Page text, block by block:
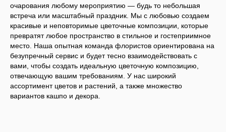
очарования любому мероприятию — будь то небольшая
встреча или масштабный праздник. Мы с любовью создаем
красивые и неповторимые цветочные композиции, которые
превратят любое пространство в стильное и гостеприимное
место. Наша опытная команда флористов ориентирована на
безупречный сервис и будет тесно взаимодействовать с
вами, чтобы создать идеальную цветочную композицию,
отвечающую вашим требованиям. У нас широкий
ассортимент цветов и растений, а также множество
вариантов кашпо и декора.